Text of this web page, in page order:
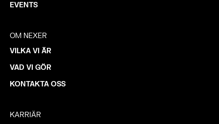
EVENTS
OM NEXER
VILKA VI ÄR
VAD VI GÖR
KONTAKTA OSS
KARRIÄR